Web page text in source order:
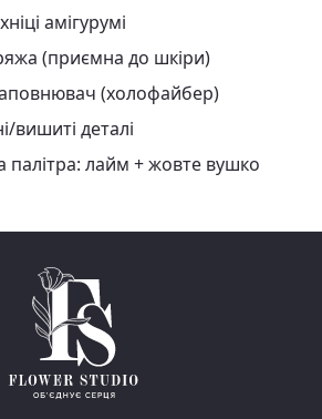
амігурумі
(приємна до шкіри)
(холофайбер)
вишиті деталі
палітра: лайм + жовте вушко